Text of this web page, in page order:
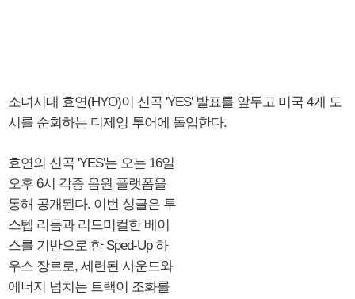
소녀시대 효연(HYO)이 신곡 'YES' 발표를 앞두고 미국 4개 도
시를 순회하는 디제잉 투어에 돌입한다.
효연의 신곡 'YES'는 오는 16일
오후 6시 각종 음원 플랫폼을
통해 공개된다. 이번 싱글은 투
스텝 리듬과 리드미컬한 베이
스를 기반으로 한 Sped-Up 하
우스 장르로, 세련된 사운드와
에너지 넘치는 트랙이 조화를